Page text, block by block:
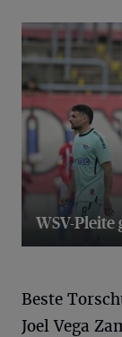
WSV-
Beste
Joel Vega